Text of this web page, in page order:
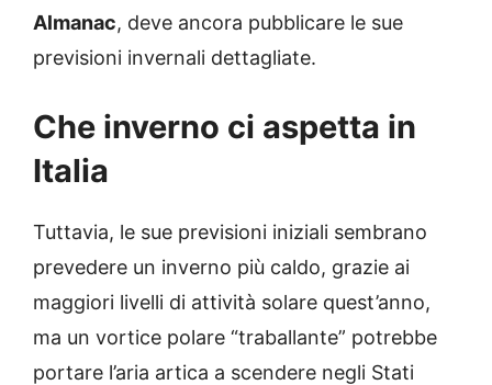
Almanac, deve ancora pubblicare le sue
previsioni invernali dettagliate.
Che inverno ci aspetta in
Italia
Tuttavia, le sue previsioni iniziali sembrano
prevedere un inverno più caldo, grazie ai
maggiori livelli di attività solare quest’anno,
ma un vortice polare “traballante” potrebbe
portare l’aria artica a scendere negli Stati